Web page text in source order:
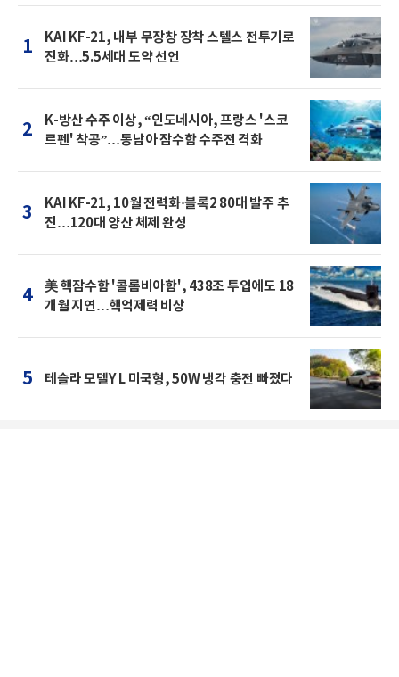
1
KAI KF-21, 내부 무장창 장착 스텔스 전투기로
진화…5.5세대 도약 선언
2
K-방산 수주 이상, “인도네시아, 프랑스 '스코
르펜' 착공”…동남아 잠수함 수주전 격화
3
KAI KF-21, 10월 전력화·블록2 80대 발주 추
진…120대 양산 체제 완성
4
美 핵잠수함 '콜롬비아함', 438조 투입에도 18
개월 지연…핵억제력 비상
5 테슬라 모델Y L 미국형, 50W 냉각 충전 빠졌다